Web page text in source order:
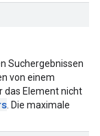
Suchergebnissen
von einem
das Element nicht
. Die maximale